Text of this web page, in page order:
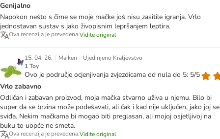
Genijalno
Napokon nešto s čime se moje mačke još nisu zasitile igranja. Vrlo
jednostavan sustav s jako živopisnim lepršanjem leptira.
Ova recenzija je prevedena.Vidite original
15. 04. 26. | Maiken | Ujedinjeno Kraljevstvo
1 Toy
Ovo je područje ocjenjivanja zvjezdicama od nula do 5: 5/5
Vrlo zabavno
Odličan i zabavan proizvod, moja mačka stvarno uživa u njemu. Bilo bi
super da se brzina može podešavati, ali čak i kad nije uključen, jako joj se
sviđa. Nekim mačkama bi mogao biti preglasan, ali mojoj osjetljivoj na
buku to uopće ne smeta.
Ova recenzija je prevedena.Vidite original